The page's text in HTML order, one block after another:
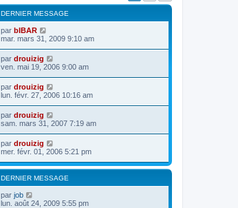
DERNIER MESSAGE
par bIBAR
mar. mars 31, 2009 9:10 am
par drouizig
ven. mai 19, 2006 9:00 am
par drouizig
lun. févr. 27, 2006 10:16 am
par drouizig
sam. mars 31, 2007 7:19 am
par drouizig
mer. févr. 01, 2006 5:21 pm
DERNIER MESSAGE
par job
lun. août 24, 2009 5:55 pm